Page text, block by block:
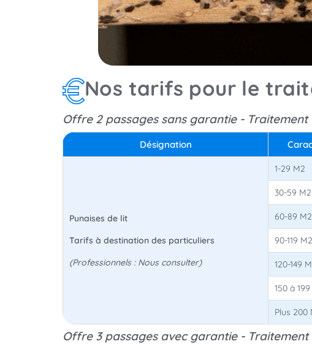
Nos tarifs pour le
Offre 2 passages sans garantie -
Désignation
Punaises de lit
Tarifs à destination des particuliers
(Professionnels : Nous consulter)
1-29 M2
30-59 M2
60-89 M2
90-119 M2
120-149
150 à
Plus 200
Offre 3 passages avec garantie -